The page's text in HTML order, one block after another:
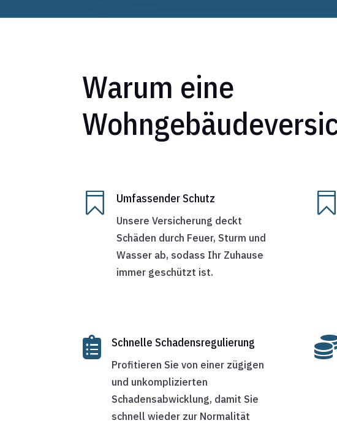
Warum eine
 Umfassender Schutz
Unsere Versicherung deckt
Schäden durch Feuer, Sturm und
Wasser ab, sodass Ihr Zuhause
immer geschützt ist.

 Schnelle Schadensregulierung
Profitieren Sie von einer zügigen
und unkomplizierten
Schadensabwicklung, damit Sie
schnell wieder zur Normalität